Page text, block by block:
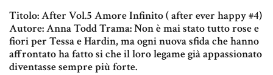
Titolo: After Vol.5 Amore Infinito ( after ever happy #4)
Autore: Anna Todd Trama: Non è mai stato tutto rose e
fiori per Tessa e Hardin, ma ogni nuova sfida che hanno
affrontato ha fatto si che il loro legame già appassionato
diventasse sempre più forte.